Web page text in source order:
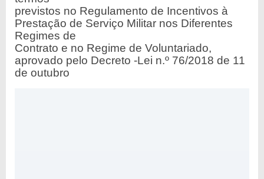
previstos no Regulamento de Incentivos à
Prestação de Serviço Militar nos Diferentes
Regimes de
Contrato e no Regime de Voluntariado,
aprovado pelo Decreto -Lei n.º 76/2018 de 11
de outubro